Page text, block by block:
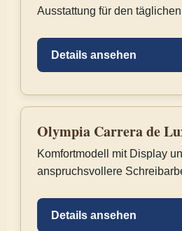
Ausstattung für den
Details ansehen
Olympia Carrera de
Komfortmodell mit Display
anspruchsvollere
Details ansehen